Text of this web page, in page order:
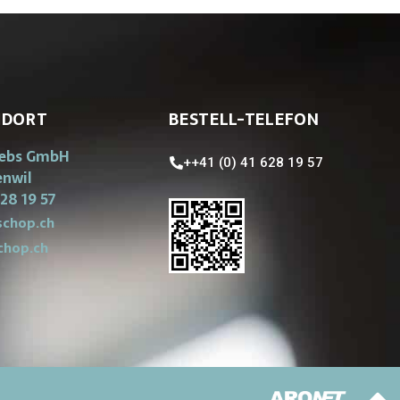
GmbH
19 57
BESTELL-TELEFON
++41 (0) 41 628 19 57